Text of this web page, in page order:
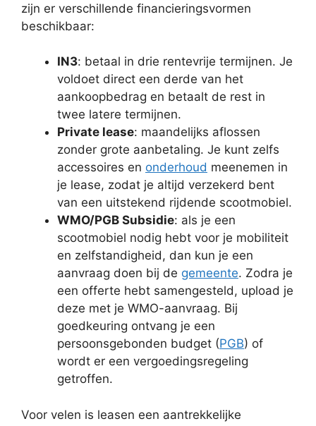
zijn er verschillende financieringsvormen
beschikbaar:
IN3: betaal in drie rentevrije termijnen. Je
voldoet direct een derde van het
aankoopbedrag en betaalt de rest in
twee latere termijnen.
Private lease: maandelijks aflossen
zonder grote aanbetaling. Je kunt zelfs
accessoires en onderhoud meenemen in
je lease, zodat je altijd verzekerd bent
van een uitstekend rijdende scootmobiel.
WMO/PGB Subsidie: als je een
scootmobiel nodig hebt voor je mobiliteit
en zelfstandigheid, dan kun je een
aanvraag doen bij de gemeente. Zodra je
een offerte hebt samengesteld, upload je
deze met je WMO-aanvraag. Bij
goedkeuring ontvang je een
persoonsgebonden budget (PGB) of
wordt er een vergoedingsregeling
getroffen.
Voor velen is leasen een aantrekkelijke